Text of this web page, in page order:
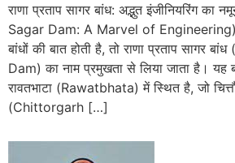
राणा प्रताप सागर बांध: अद्भुत इंजीनियरिंग का
Sagar Dam: A Marvel of Engineering)
बांधों की बात होती है, तो राणा प्रताप सागर
Dam) का नाम प्रमुखता से लिया जाता है। यह
रावतभाटा (Rawatbhata) में स्थित है, जो
(Chittorgarh […]